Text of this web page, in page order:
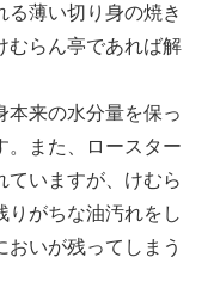
る薄い切り身の焼き
むらん亭であれば解
本来の水分量を保っ
。また、ロースター
ていますが、けむら
りがちな油汚れをし
おいが残ってしまう